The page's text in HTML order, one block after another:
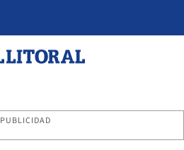
PUBLICIDAD